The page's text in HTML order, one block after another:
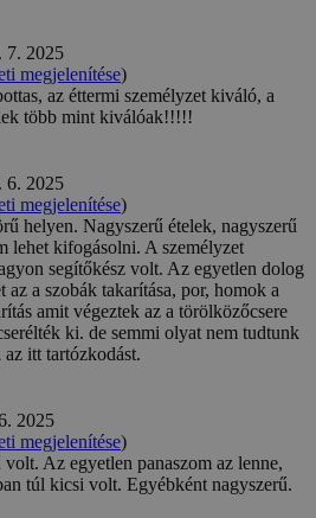
7. 2025
megjelenítése)
az éttermi személyzet kiváló, a
több mint kiválóak!!!!!
6. 2025
megjelenítése)
helyen. Nagyszerű ételek, nagyszerű
lehet kifogásolni. A személyzet
segítőkész volt. Az egyetlen dolog
az a szobák takarítása, por, homok a
amit végeztek az a törölközőcsere
ki. de semmi olyat nem tudtunk
itt tartózkodást.
2025
megjelenítése)
Az egyetlen panaszom az lenne,
túl kicsi volt. Egyébként nagyszerű.